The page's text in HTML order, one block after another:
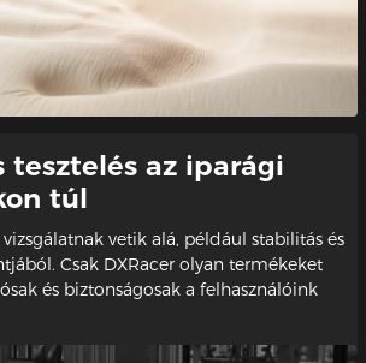
tesztelés az iparági
túl
vetik alá, például stabilitás és
Csak DXRacer olyan termékeket
és biztonságosak a felhasználóink